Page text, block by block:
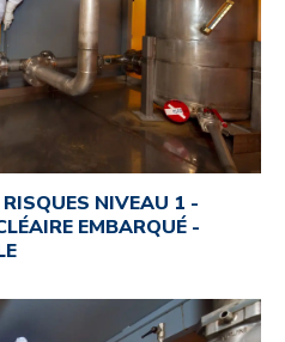
NIVEAU 1 -
EMBARQUÉ -